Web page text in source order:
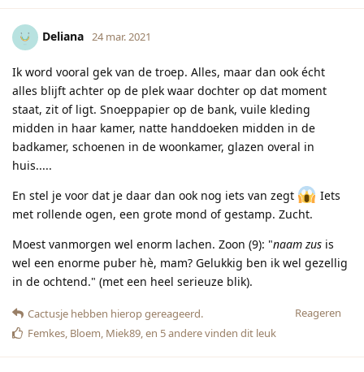
Deliana 24 mar. 2021
Ik word vooral gek van de troep. Alles, maar dan ook écht
alles blijft achter op de plek waar dochter op dat moment
staat, zit of ligt. Snoeppapier op de bank, vuile kleding
midden in haar kamer, natte handdoeken midden in de
badkamer, schoenen in de woonkamer, glazen overal in
huis.....
En stel je voor dat je daar dan ook nog iets van zegt
Iets
met rollende ogen, een grote mond of gestamp. Zucht.
Moest vanmorgen wel enorm lachen. Zoon (9): "naam zus is
wel een enorme puber hè, mam? Gelukkig ben ik wel gezellig
in de ochtend." (met een heel serieuze blik).
Reageren
Cactusje hebben hierop gereageerd.
Femkes, Bloem, Miek89, en 5anderevinden dit leuk